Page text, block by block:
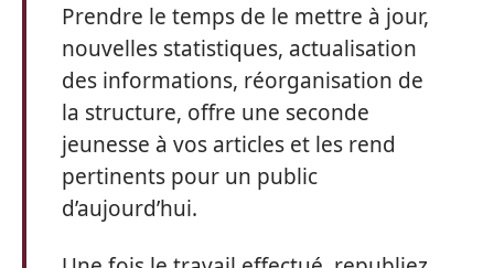
Prendre le temps de le mettre à jour,
nouvelles statistiques, actualisation
des informations, réorganisation de
la structure, offre une seconde
jeunesse à vos articles et les rend
pertinents pour un public
d’aujourd’hui.